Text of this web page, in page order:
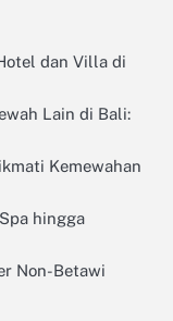
dan Villa di
Lain di Bali:
Kemewahan
hingga
Non-Betawi